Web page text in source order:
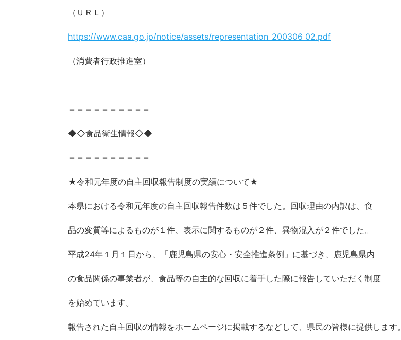
（ＵＲＬ）
https://www.caa.go.jp/notice/assets/representation_200306_02.pdf
（消費者行政推進室）
＝＝＝＝＝＝＝＝＝＝
◆◇食品衛生情報◇◆
＝＝＝＝＝＝＝＝＝＝
★令和元年度の自主回収報告制度の実績について★
本県における令和元年度の自主回収報告件数は５件でした。回収理由の内訳は、食
品の変質等によるものが１件、表示に関するものが２件、異物混入が２件でした。
平成24年１月１日から、「鹿児島県の安心・安全推進条例」に基づき、鹿児島県内
の食品関係の事業者が、食品等の自主的な回収に着手した際に報告していただく制度
を始めています。
報告された自主回収の情報をホームページに掲載するなどして、県民の皆様に提供します。